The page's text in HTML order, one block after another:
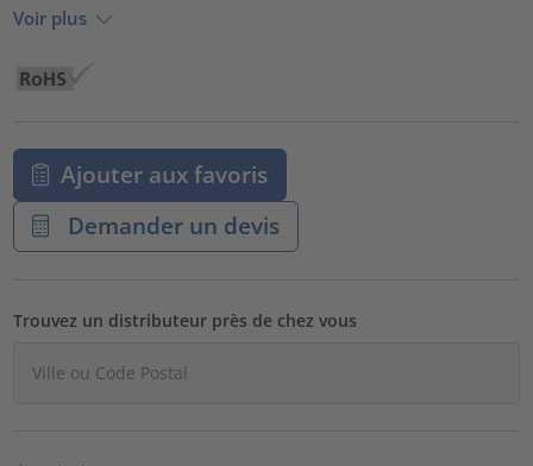
Voir plus
Ajouter aux favoris
Demander un devis
Trouvez un distributeur près de chez vous